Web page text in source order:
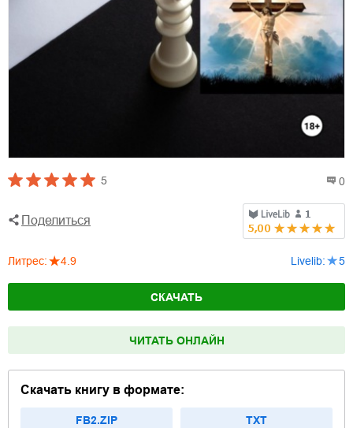
5 0
Поделиться
Литрес: 4.9 Livelib: 5
СКАЧАТЬ
ЧИТАТЬ ОНЛАЙН
Скачать книгу в формате:
FB2.ZIP TXT